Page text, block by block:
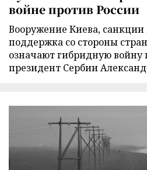
войне против России
Вооружение Киева,
поддержка со стороны
означают гибридную войну
президент Сербии